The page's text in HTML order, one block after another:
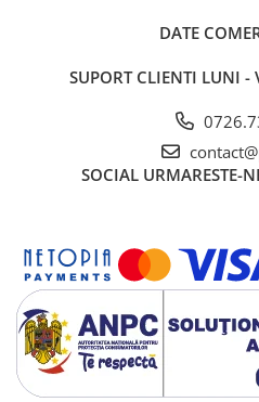
DATE
SUPORT CLIENTI LUNI -
SOCIAL URMARESTE-